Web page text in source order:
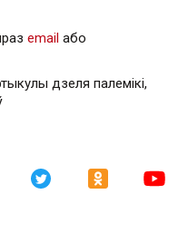
email або
дзеля палемікі,